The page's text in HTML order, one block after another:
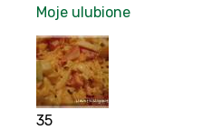
Moje ulubione
35